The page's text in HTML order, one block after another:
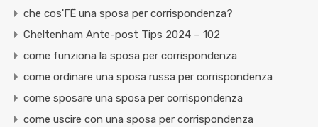
che cos'ГЁ una sposa per corrispondenza?
Cheltenham Ante-post Tips 2024 – 102
come funziona la sposa per corrispondenza
come ordinare una sposa russa per corrispondenza
come sposare una sposa per corrispondenza
come uscire con una sposa per corrispondenza